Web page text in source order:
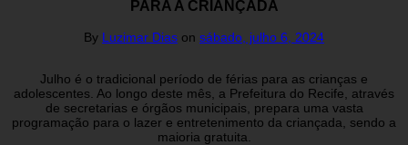
PARA A CRIANÇADA
By Luzimar Dias on sábado, julho 6, 2024
Julho é o tradicional período de férias para as crianças e
adolescentes. Ao longo deste mês, a Prefeitura do Recife, através
de secretarias e órgãos municipais, prepara uma vasta
programação para o lazer e entretenimento da criançada, sendo a
maioria gratuita.